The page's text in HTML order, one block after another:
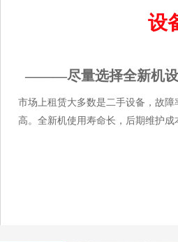
设
———尽量选择全新机
市场上租赁大多数是二手设备，故
高。全新机使用寿命长，后期维护成